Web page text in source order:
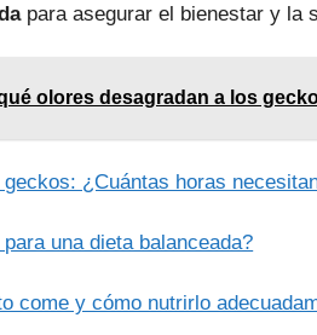
para asegurar el bienestar y la
olores desagradan a los
¿Cuántas horas
una dieta balanceada?
come y cómo nutrirlo